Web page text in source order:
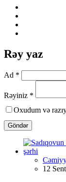
Rəy yaz
Ad *
Rəyiniz *
Oxudum və
Göndər
12